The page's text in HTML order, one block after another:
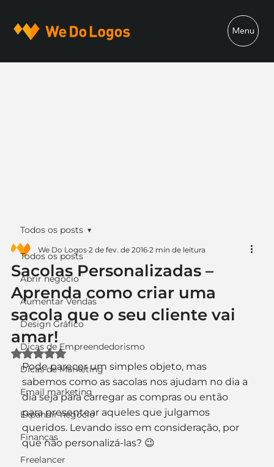
Menu
Todos os posts
Abrir negócio
Aumentar Vendas
Design Gráfico
Dicas de Empreendedorismo
Dicas de Marketing
Email marketing
Expandir negócio
Finanças
Freelancer
Todos os posts
Sacolas Personalizadas –
Aprenda como criar uma
sacola que o seu cliente vai
amar!
We Do Logos 2 de fev. de 2016 2 min de leitura
Avaliado com NaN de 5 estrelas.
Pode parecer um simples objeto, mas
sabemos como as sacolas nos ajudam no dia a
dia seja para carregar as compras ou então
para presentear aqueles que julgamos
queridos. Levando isso em consideração, por
que não personalizá-las? 😉